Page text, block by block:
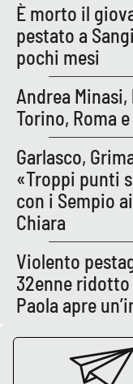
È morto il
pestato a
pochi mesi
Andrea
Torino, Roma
Garlasco,
«Troppi punti
con i Sempio
Chiara
Violento
32enne
Paola apre